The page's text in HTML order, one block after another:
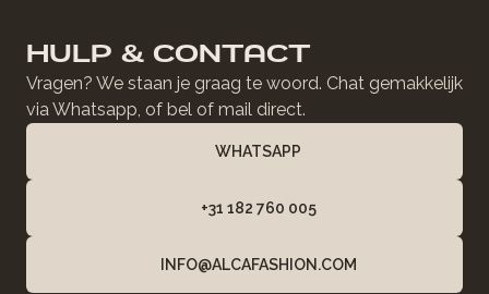
HULP & CONTACT
Vragen? We staan je graag te woord. Chat gemakkelijk
via Whatsapp, of bel of mail direct.
WHATSAPP
+31 182 760 005
INFO@ALCAFASHION.COM